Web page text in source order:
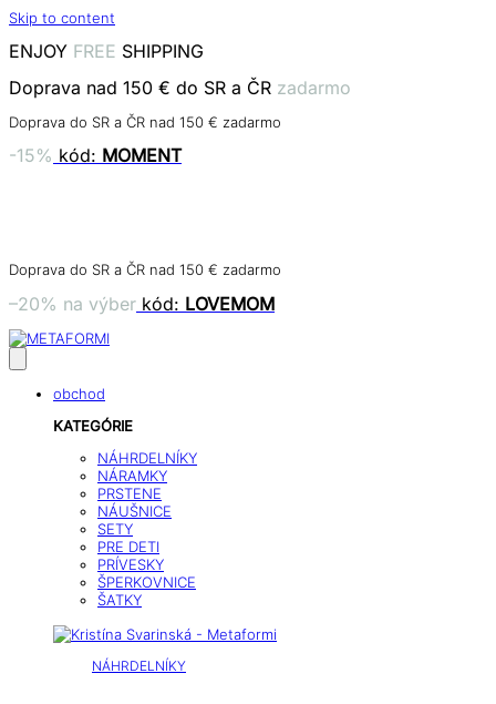
Skip to content
ENJOY FREE SHIPPING
Doprava nad 150 € do SR a ČR zadarmo
Doprava do SR a ČR nad 150 € zadarmo
-15% kód: MOMENT
Doprava do SR a ČR nad 150 € zadarmo
–20% na výber kód: LOVEMOM
obchod
KATEGÓRIE
NÁHRDELNÍKY
NÁRAMKY
PRSTENE
NÁUŠNICE
SETY
PRE DETI
PRÍVESKY
ŠPERKOVNICE
ŠATKY
NÁHRDELNÍKY